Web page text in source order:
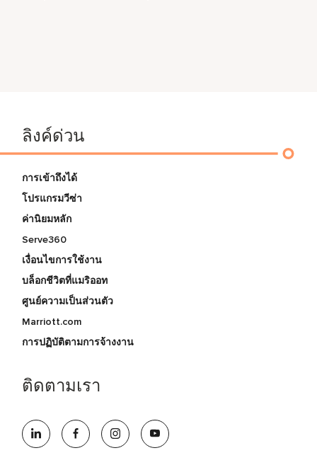
ลิงค์ด่วน
การเข้าถึงได้
โปรแกรมวีซ่า
ค่านิยมหลัก
Serve360
เงื่อนไขการใช้งาน
บล็อกชีวิตที่แมริออท
ศูนย์ความเป็นส่วนตัว
Marriott.com
การปฏิบัติตามการจ้างงาน
ติดตามเรา